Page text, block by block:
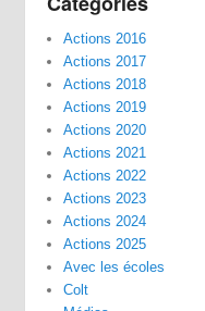
Actions 2016
Actions 2017
Actions 2018
Actions 2019
Actions 2020
Actions 2021
Actions 2022
Actions 2023
Actions 2024
Actions 2025
Avec les écoles
Colt